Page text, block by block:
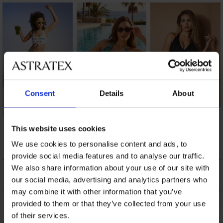
Consent Details About
This website uses cookies
We use cookies to personalise content and ads, to
provide social media features and to analyse our traffic.
We also share information about your use of our site with
our social media, advertising and analytics partners who
may combine it with other information that you’ve
provided to them or that they’ve collected from your use
of their services.
Μαγιό δύο τεμαχίων
16,49 €
58,18 €
101,98 €
ΠΕΡΙΓΡΑΦΗ
ΑΠΟΣΤΟΛΗ ΚΑΙ ΠΛΗΡΩΜΗ
ΑΛΛΑΓΗ
ΣΥΝΤΗΡΗΣΗ ΚΑΙ ΠΛΥΣΗ